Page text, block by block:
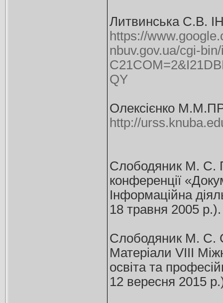
Литвинська С.В.
https://
nbuv.gov.ua/cgi-
QY
Олексієнко
http://
Слободяник М. С.
конференції
Інформаційна
18 травня 2005
Слободяник М. С.
Матеріали VІІІ
освіта та
12 вересня 2015